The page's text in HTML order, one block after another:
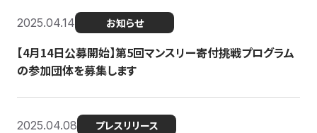
2025.04.14 お知らせ
【4月14日公募開始】第5回マンスリー寄付挑戦プログラム
の参加団体を募集します
2025.04.08 プレスリリース